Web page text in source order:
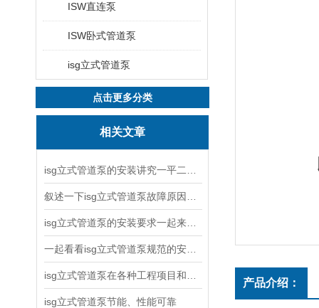
ISW直连泵
ISW卧式管道泵
isg立式管道泵
点击更多分类
相关文章
isg立式管道泵节能、性能可靠
产品介绍：